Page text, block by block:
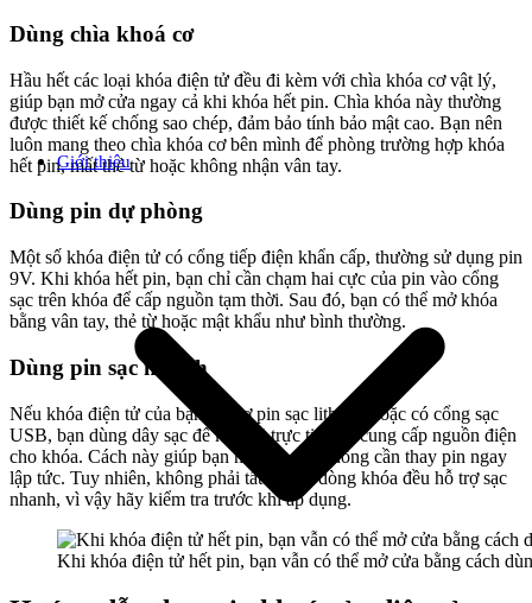
Giới thiệu
Dùng chìa khoá cơ
Hầu hết các loại khóa điện tử đều đi kèm với chìa khóa cơ vật lý,
giúp bạn mở cửa ngay cả khi khóa hết pin. Chìa khóa này thường
được thiết kế chống sao chép, đảm bảo tính bảo mật cao. Bạn nên
luôn mang theo chìa khóa cơ bên mình để phòng trường hợp khóa
hết pin, mất thẻ từ hoặc không nhận vân tay.
Dùng pin dự phòng
Một số khóa điện tử có cổng tiếp điện khẩn cấp, thường sử dụng pin
9V. Khi khóa hết pin, bạn chỉ cần chạm hai cực của pin vào cổng
sạc trên khóa để cấp nguồn tạm thời. Sau đó, bạn có thể mở khóa
bằng vân tay, thẻ từ hoặc mật khẩu như bình thường.
Dùng pin sạc nhanh
Nếu khóa điện tử của bạn hỗ trợ pin sạc lithium hoặc có cổng sạc
USB, bạn dùng dây sạc để kết nối trực tiếp và cung cấp nguồn điện
cho khóa. Cách này giúp bạn mở cửa mà không cần thay pin ngay
lập tức. Tuy nhiên, không phải tất cả các dòng khóa đều hỗ trợ sạc
nhanh, vì vậy hãy kiểm tra trước khi áp dụng.
Khi khóa điện tử hết pin, bạn vẫn có thể mở cửa bằng cách